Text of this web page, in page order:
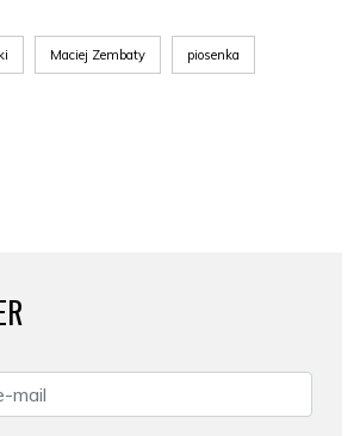
Maciej Zembaty piosenka